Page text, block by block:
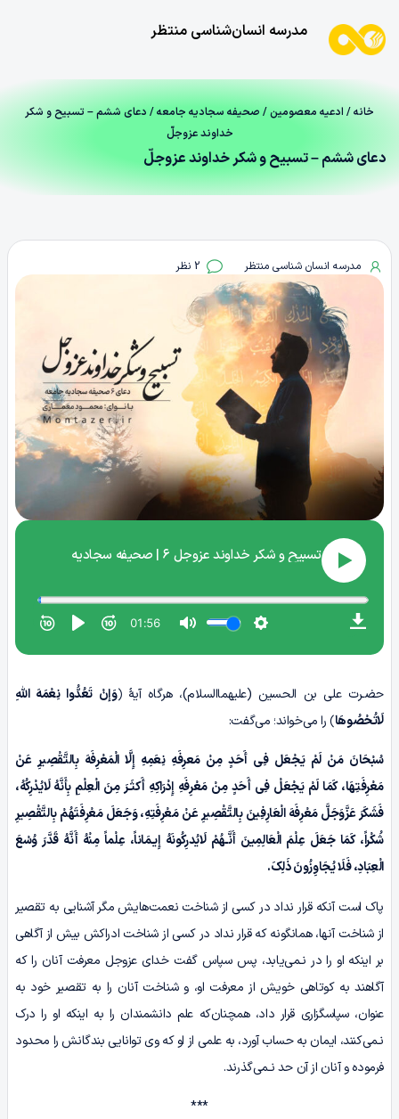
مدرسه انسان‌شناسی منتظر
خانه/ ادعیه معصومین/ صحیفه سجادیه جامعه/ دعای ششم – تسبیح و شکر
خداوند عزوجلّ
دعای ششم – تسبیح و شکر خداوند عزوجلّ
مدرسه انسان شناسی منتظر 2 نظر
حضـرت علی بن الحسین (علیهما‌السلام)، هرگاه آیۀ ﴿وَإنْ تَعُدُّوا نِعْمَهَ اللّٰهِ
لَاتُحْصُوهَا﴾ را می‌خواند؛ می‌گفت:
سُبْحَانَ مَنْ لَمْ یَجْعَل فِی أَحَدٍ مِنْ مَعرِفَهِ نِعَمِهِ إِلَّا الْمَعْرِفَهَ بِالتَّقْصِیرِ عَنْ
مَعْرِفَتِهَا، کَمَا لَمْ یَجْعَلْ فِی أَحَدٍ مِنْ مَعْرِفَهِ إِدْرَاکِهِ أَکثَـرَ مِنَ الْعِلْمِ بِأَنَّهُ لَایُدْرِکُهُ،
فَشَکَرَ عَزَّوَجَلَّ مَعْرِفَهَ الْعَارِفِینَ بِالتَّقْصِیرِ عَنْ مَعْرِفَتِهِ، وَجَعَلَ مَعْرِفَتَهُمْ بِالتَّقْصِیرِ
شُکْراً، کَمَا جَعَلَ عِلْمَ الْعَالِمِینَ أَنَّـهُمْ لَایُدرِکُونَهُ إِیـمَاناً، عِلْماً مِنْهُ أَنَّهُ قَدَّرَ وُسْعَ
الْعِبَادِ، فَلَا یُجَاوِزُونَ ذَلِکَ.
پاک است آنکه قرار نداد در کسی از شناخت نعمت‌هایش مگر آشنایی به تقصیر
از شناخت آنها، همانگونه که قرار نداد در کسی از شناخت ادراکش بیش از آگاهی
بر اینکه او را در نـمی‌یابد، پس سپاس گفت خدای عزوجل معرفت آنان را که
آگاهند به کوتاهی خویش از معرفت او، و شناخت آنان را به تقصیر خود به
عنوان، سپاسگزاری قرار داد، همچنان‌که علم دانشمندان را به اینکه او را درک
نـمی‌کنند، ایمان به حساب آورد، به علمی از او که وی توانایی بندگانش را محدود
فرموده و آنان از آن حد نـمی‌گذرند.
***